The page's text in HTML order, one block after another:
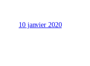
10 janvier 2020